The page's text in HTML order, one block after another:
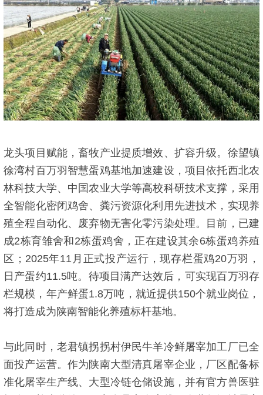
龙头项目赋能，畜牧产业提质增效、扩容升级。徐望镇
徐湾村百万羽智慧蛋鸡基地加速建设，项目依托西北农
林科技大学、中国农业大学等高校科研技术支撑，采用
全智能化密闭鸡舍、粪污资源化利用先进技术，实现养
殖全程自动化、废弃物无害化零污染处理。目前，已建
成2栋育雏舍和2栋蛋鸡舍，正在建设其余6栋蛋鸡养殖
区；2025年11月正式投产运行，现存栏蛋鸡20万羽，
日产蛋约11.5吨。待项目满产达效后，可实现百万羽存
栏规模，年产鲜蛋1.8万吨，就近提供150个就业岗位，
将打造成为陕南智能化养殖标杆基地。
与此同时，老君镇拐拐村伊民牛羊冷鲜屠宰加工厂已全
面投产运营。作为陕南大型清真屠宰企业，厂区配备标
准化屠宰生产线、大型冷链仓储设施，并有官方兽医驻